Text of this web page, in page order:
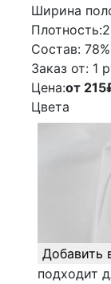
Ширина
Плотность:
Состав:
Заказ от: 1
Цена:от 215
Цвета
Добавить
подходит